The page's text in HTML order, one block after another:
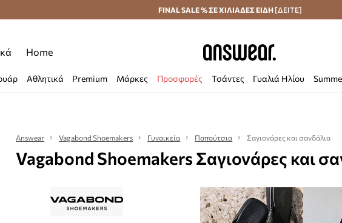
Αποστολή σε 24 ώρες Εξοικονομήστε με το Answear
FINAL SALE % ΣΕ ΧΙΛΙΑΔΕΣ ΕΙΔΗ [ΔΕΙΤΕ]
Home
Αθλητικά Premium Μάρκες Προσφορές Τσάντες Γυαλιά Ηλίου
Answear Vagabond Shoemakers Γυναικεία Παπούτσια Σαγιονάρες και σανδάλια
Vagabond Shoemakers Σαγιονάρες και